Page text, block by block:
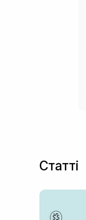
Статті